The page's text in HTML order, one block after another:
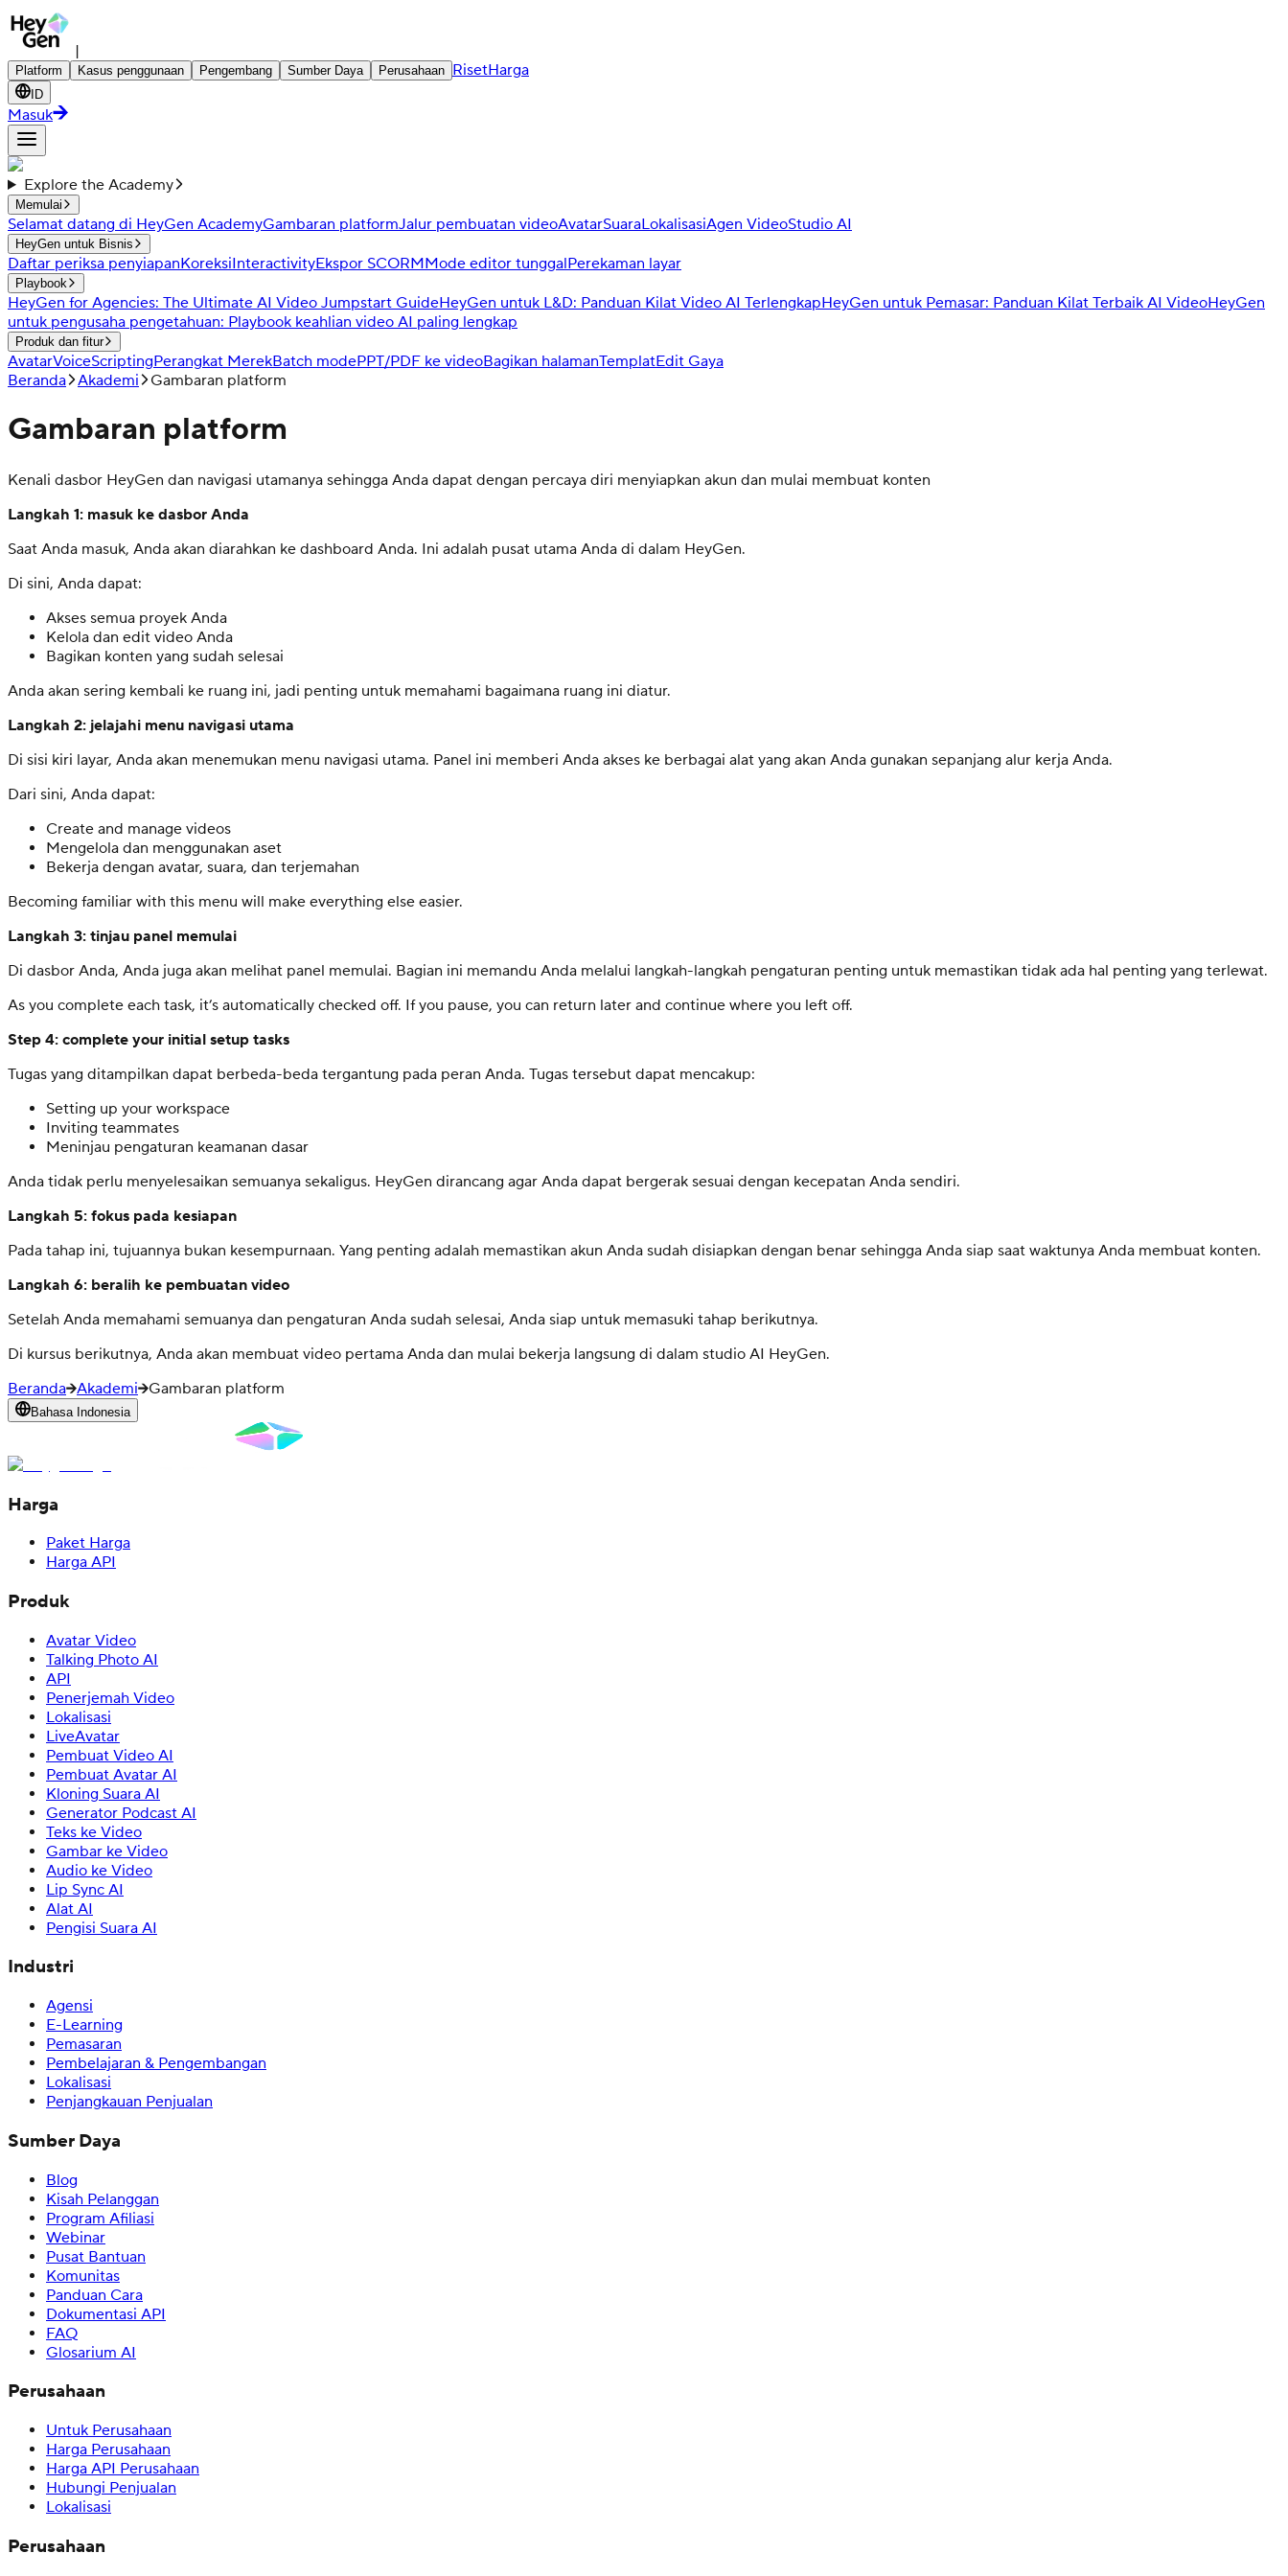
|
Platform Kasus penggunaan Pengembang Sumber Daya Perusahaan RisetHarga
ID
Masuk
Explore the Academy
Memulai
Selamat datang di HeyGen AcademyGambaran platformJalur pembuatan videoAvatarSuaraLokalisasiAgen VideoStudio AI
HeyGen untuk Bisnis
Daftar periksa penyiapanKoreksiInteractivityEkspor SCORMMode editor tunggalPerekaman layar
Playbook
HeyGen for Agencies: The Ultimate AI Video Jumpstart GuideHeyGen untuk L&D: Panduan Kilat Video AI TerlengkapHeyGen untuk Pemasar: Panduan Kilat Terbaik AI VideoHeyGen
untuk pengusaha pengetahuan: Playbook keahlian video AI paling lengkap
Produk dan fitur
AvatarVoiceScriptingPerangkat MerekBatch modePPT/PDF ke videoBagikan halamanTemplatEdit Gaya
Beranda Akademi Gambaran platform
Gambaran platform
Kenali dasbor HeyGen dan navigasi utamanya sehingga Anda dapat dengan percaya diri menyiapkan akun dan mulai membuat konten
Langkah 1: masuk ke dasbor Anda
Saat Anda masuk, Anda akan diarahkan ke dashboard Anda. Ini adalah pusat utama Anda di dalam HeyGen.
Di sini, Anda dapat:
Akses semua proyek Anda
Kelola dan edit video Anda
Bagikan konten yang sudah selesai
Anda akan sering kembali ke ruang ini, jadi penting untuk memahami bagaimana ruang ini diatur.
Langkah 2: jelajahi menu navigasi utama
Di sisi kiri layar, Anda akan menemukan menu navigasi utama. Panel ini memberi Anda akses ke berbagai alat yang akan Anda gunakan sepanjang alur kerja Anda.
Dari sini, Anda dapat:
Create and manage videos
Mengelola dan menggunakan aset
Bekerja dengan avatar, suara, dan terjemahan
Becoming familiar with this menu will make everything else easier.
Langkah 3: tinjau panel memulai
Di dasbor Anda, Anda juga akan melihat panel memulai. Bagian ini memandu Anda melalui langkah-langkah pengaturan penting untuk memastikan tidak ada hal penting yang terlewat.
As you complete each task, it’s automatically checked off. If you pause, you can return later and continue where you left off.
Step 4: complete your initial setup tasks
Tugas yang ditampilkan dapat berbeda-beda tergantung pada peran Anda. Tugas tersebut dapat mencakup:
Setting up your workspace
Inviting teammates
Meninjau pengaturan keamanan dasar
Anda tidak perlu menyelesaikan semuanya sekaligus. HeyGen dirancang agar Anda dapat bergerak sesuai dengan kecepatan Anda sendiri.
Langkah 5: fokus pada kesiapan
Pada tahap ini, tujuannya bukan kesempurnaan. Yang penting adalah memastikan akun Anda sudah disiapkan dengan benar sehingga Anda siap saat waktunya Anda membuat konten.
Langkah 6: beralih ke pembuatan video
Setelah Anda memahami semuanya dan pengaturan Anda sudah selesai, Anda siap untuk memasuki tahap berikutnya.
Di kursus berikutnya, Anda akan membuat video pertama Anda dan mulai bekerja langsung di dalam studio AI HeyGen.
Beranda Akademi Gambaran platform
Bahasa Indonesia
Harga
Paket Harga
Harga API
Produk
Avatar Video
Talking Photo AI
API
Penerjemah Video
Lokalisasi
LiveAvatar
Pembuat Video AI
Pembuat Avatar AI
Kloning Suara AI
Generator Podcast AI
Teks ke Video
Gambar ke Video
Audio ke Video
Lip Sync AI
Alat AI
Pengisi Suara AI
Industri
Agensi
E-Learning
Pemasaran
Pembelajaran & Pengembangan
Lokalisasi
Penjangkauan Penjualan
Sumber Daya
Blog
Kisah Pelanggan
Program Afiliasi
Webinar
Pusat Bantuan
Komunitas
Panduan Cara
Dokumentasi API
FAQ
Glosarium AI
Perusahaan
Untuk Perusahaan
Harga Perusahaan
Harga API Perusahaan
Hubungi Penjualan
Lokalisasi
Perusahaan